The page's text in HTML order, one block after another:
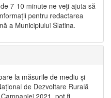
de 7-10 minute ne veți ajuta să
pentru redactarea
a Municipiului Slatina.
la măsurile de mediu și
de Dezvoltare Rurală
2021, pot fi